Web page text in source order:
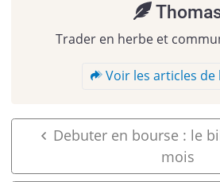
Trader en herbe et
Voir les articles
Debuter en bourse : le
mois